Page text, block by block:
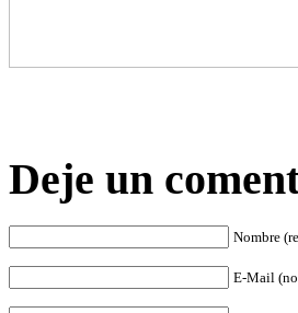
Deje un
Nombre
E-Mail